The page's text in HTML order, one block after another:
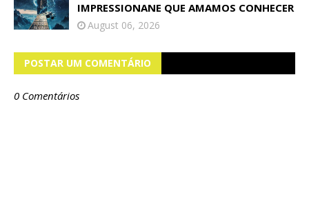
IMPRESSIONANE QUE AMAMOS CONHECER
August 06, 2026
POSTAR UM COMENTÁRIO
0 Comentários